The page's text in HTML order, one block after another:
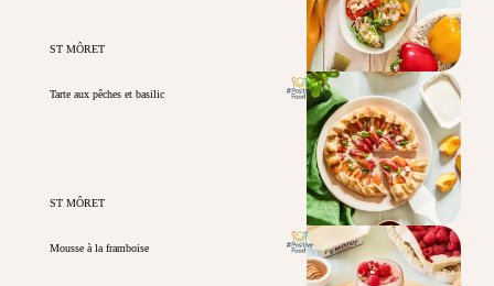
ST MÔRET
Tarte aux pêches et basilic
ST MÔRET
Mousse à la framboise